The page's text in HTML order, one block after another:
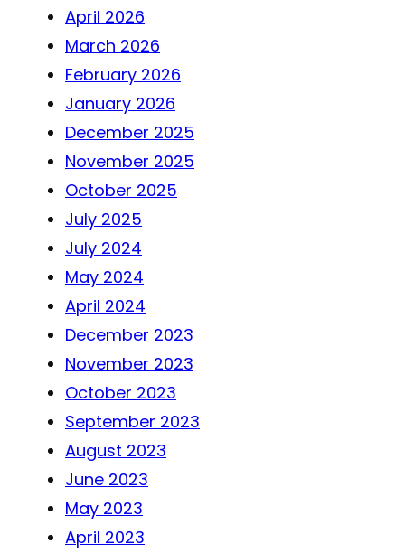
April 2026
March 2026
February 2026
January 2026
December 2025
November 2025
October 2025
July 2025
July 2024
May 2024
April 2024
December 2023
November 2023
October 2023
September 2023
August 2023
June 2023
May 2023
April 2023